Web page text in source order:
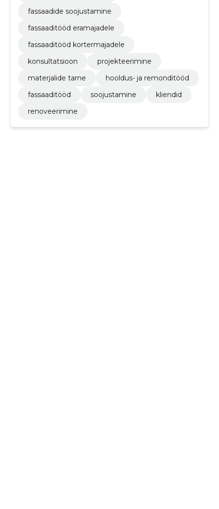
fassaadide soojustamine
fassaaditööd eramajadele
fassaaditööd kortermajadele
konsultatsioon
projekteerimine
materjalide tarne
hooldus- ja remonditööd
fassaaditööd
soojustamine
kliendid
renoveerimine